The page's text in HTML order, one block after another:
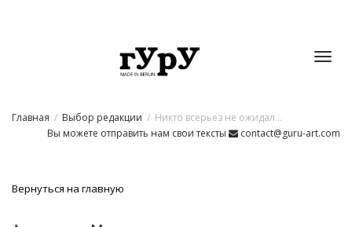
Главная Выбор редакции
Никто всерьез не ожидал…
Вы можете отправить нам свои тексты
contact@guru-art.com
Вернуться на главную